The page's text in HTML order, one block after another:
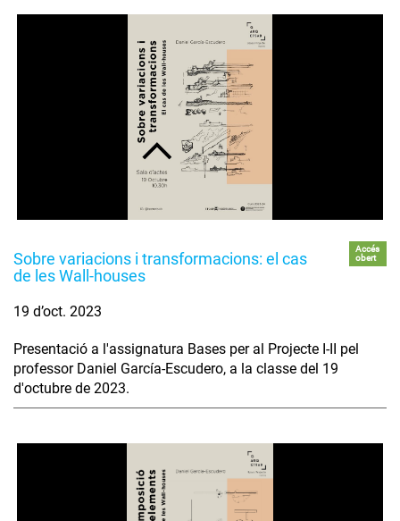
Sobre variacions i transformacions: el cas
de les Wall-houses
Accés
obert
19 d’oct. 2023
Presentació a l'assignatura Bases per al Projecte I-II pel
professor Daniel García-Escudero, a la classe del 19
d'octubre de 2023.